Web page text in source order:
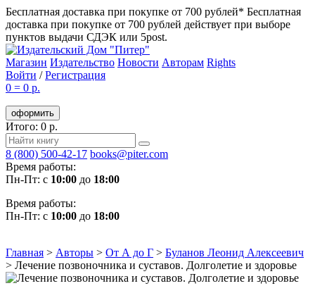
Бесплатная доставка при покупке от 700 рублей* Бесплатная
доставка при покупке от 700 рублей действует при выборе
пунктов выдачи СДЭК или 5post.
Магазин Издательство Новости Авторам Rights
Войти /Регистрация
0 = 0 р.
оформить
Итого: 0 р.
8 (800) 500-42-17 books@piter.com
Время работы:
Пн-Пт: с 10:00 до 18:00
Время работы:
Пн-Пт: с 10:00 до 18:00
Главная > Авторы > От А до Г > Буланов Леонид Алексеевич
> Лечение позвоночника и суставов. Долголетие и здоровье